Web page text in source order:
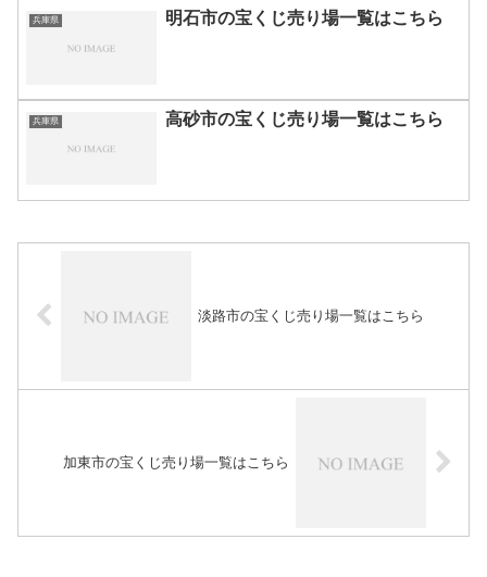
兵庫県 明石市の宝くじ売り場一覧はこちら
兵庫県 高砂市の宝くじ売り場一覧はこちら
淡路市の宝くじ売り場一覧はこちら
加東市の宝くじ売り場一覧はこちら